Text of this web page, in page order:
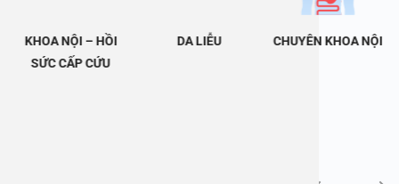
KHOA NỘI – HỒI
SỨC CẤP CỨU
DA LIỄU CHUYÊN KHOA NỘI